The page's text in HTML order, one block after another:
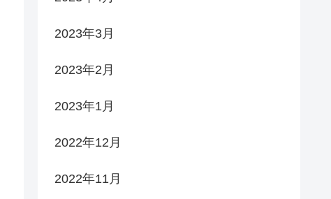
2023年3月
2023年2月
2023年1月
2022年12月
2022年11月